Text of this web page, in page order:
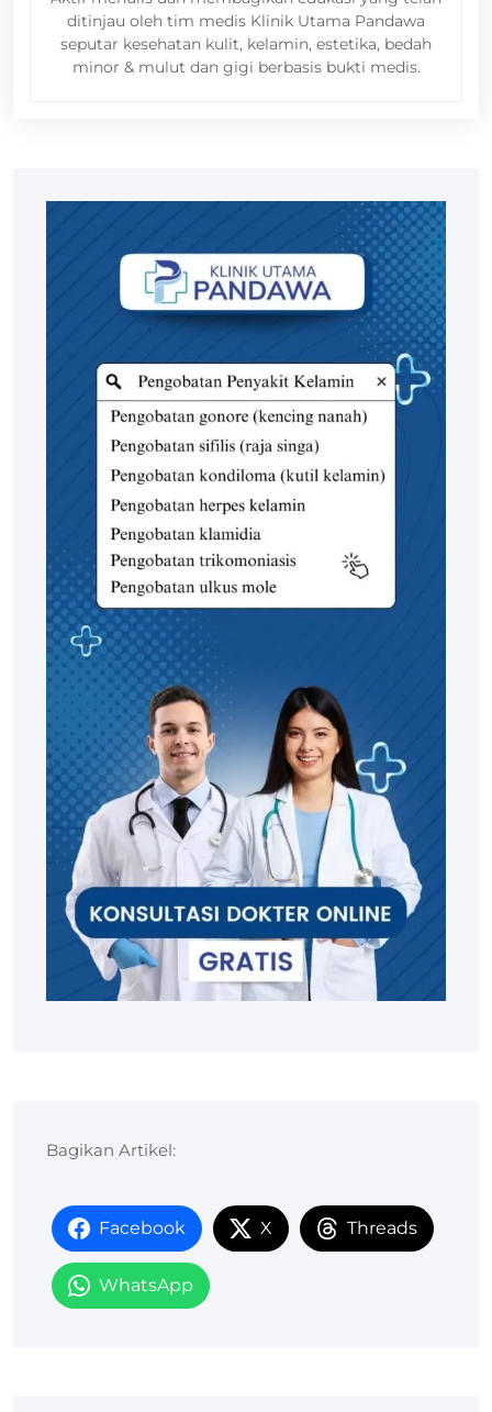
ditinjau oleh tim medis Klinik Utama Pandawa
seputar kesehatan kulit, kelamin, estetika, bedah
minor & mulut dan gigi berbasis bukti medis.
Bagikan Artikel:
Facebook X Threads
WhatsApp